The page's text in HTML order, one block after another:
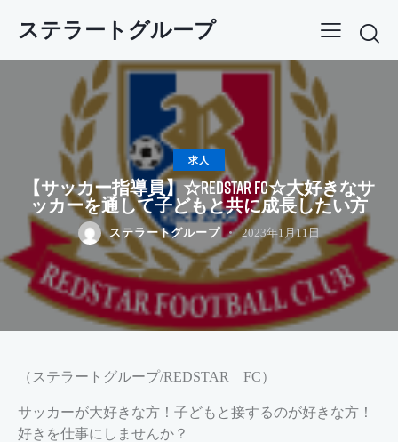
ステラートグループ
求人
【サッカー指導員】☆REDSTAR FC☆大好きなサ
ッカーを通して子どもと共に成長したい方
ステラートグループ 2023年1月11日
（ステラートグループ/REDSTAR FC）
サッカーが大好きな方！子どもと接するのが好きな方！
好きを仕事にしませんか？